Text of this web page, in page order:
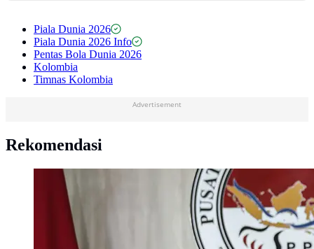
Piala Dunia 2026
Piala Dunia 2026 Info
Pentas Bola Dunia 2026
Kolombia
Timnas Kolombia
Advertisement
Rekomendasi